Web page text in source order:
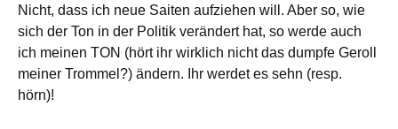
Nicht, dass ich neue Saiten aufziehen will. Aber so, wie
sich der Ton in der Politik verändert hat, so werde auch
ich meinen TON (hört ihr wirklich nicht das dumpfe Geroll
meiner Trommel?) ändern. Ihr werdet es sehn (resp.
hörn)!